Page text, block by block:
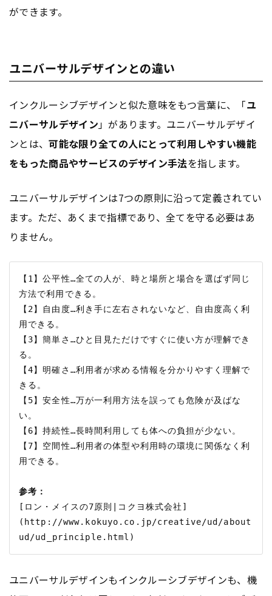
ができます。
ユニバーサルデザインとの違い
インクルーシブデザインと似た意味をもつ言葉に、「ユ
ニバーサルデザイン」があります。ユニバーサルデザイ
ンとは、可能な限り全ての人にとって利用しやすい機能
をもった商品やサービスのデザイン手法を指します。
ユニバーサルデザインは7つの原則に沿って定義されてい
ます。ただ、あくまで指標であり、全てを守る必要はあ
りません。
【1】公平性…全ての人が、時と場所と場合を選ばず同じ
方法で利用できる。
【2】自由度…利き手に左右されないなど、自由度高く利
用できる。
【3】簡単さ…ひと目見ただけですぐに使い方が理解でき
る。
【4】明確さ…利用者が求める情報を分かりやすく理解で
きる。
【5】安全性…万が一利用方法を誤っても危険が及ばな
い。
【6】持続性…長時間利用しても体への負担が少ない。
【7】空間性…利用者の体型や利用時の環境に関係なく利
用できる。
参考：
[ロン・メイスの7原則|コクヨ株式会社]
(http://www.kokuyo.co.jp/creative/ud/about
ユニバーサルデザインもインクルーシブデザインも、機